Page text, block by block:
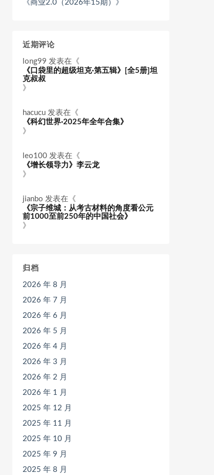
《商业2.0（2026年15期）》
近期评论
long99 发表在《
《口袋里的超级坦克·第五辑》[全5册]坦
克叔叔
》
hacucu 发表在《
《科幻世界·2025年全年合集》
》
leo100 发表在《
《增长领导力》李云龙
》
jianbo 发表在《
《宗子维城：从考古材料的角度看公元
前1000至前250年的中国社会》
》
归档
2026 年 8 月
2026 年 7 月
2026 年 6 月
2026 年 5 月
2026 年 4 月
2026 年 3 月
2026 年 2 月
2026 年 1 月
2025 年 12 月
2025 年 11 月
2025 年 10 月
2025 年 9 月
2025 年 8 月